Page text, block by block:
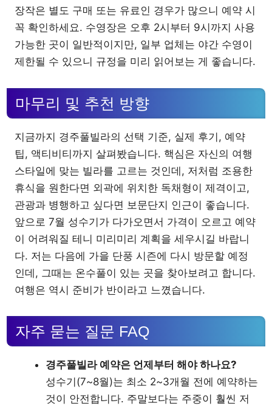
장작은 별도 구매 또는 유료인 경우가 많으니 예약 시
꼭 확인하세요. 수영장은 오후 2시부터 9시까지 사용
가능한 곳이 일반적이지만, 일부 업체는 야간 수영이
제한될 수 있으니 규정을 미리 읽어보는 게 좋습니다.
마무리 및 추천 방향
지금까지 경주풀빌라의 선택 기준, 실제 후기, 예약
팁, 액티비티까지 살펴봤습니다. 핵심은 자신의 여행
스타일에 맞는 빌라를 고르는 것인데, 저처럼 조용한
휴식을 원한다면 외곽에 위치한 독채형이 제격이고,
관광과 병행하고 싶다면 보문단지 인근이 좋습니다.
앞으로 7월 성수기가 다가오면서 가격이 오르고 예약
이 어려워질 테니 미리미리 계획을 세우시길 바랍니
다. 저는 다음에 가을 단풍 시즌에 다시 방문할 예정
인데, 그때는 온수풀이 있는 곳을 찾아보려고 합니다.
여행은 역시 준비가 반이라고 느꼈습니다.
자주 묻는 질문 FAQ
경주풀빌라 예약은 언제부터 해야 하나요?
성수기(7~8월)는 최소 2~3개월 전에 예약하는
것이 안전합니다. 주말보다는 주중이 훨씬 저